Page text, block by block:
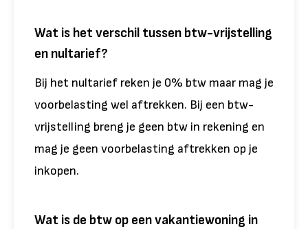
Wat is het verschil tussen btw-vrijstelling
en nultarief?
Bij het nultarief reken je 0% btw maar mag je
voorbelasting wel aftrekken. Bij een btw-
vrijstelling breng je geen btw in rekening en
mag je geen voorbelasting aftrekken op je
inkopen.
Wat is de btw op een vakantiewoning in